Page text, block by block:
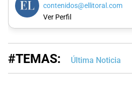
contenidos@ellitoral.com
Ver Perfil
#TEMAS: Última Noticia